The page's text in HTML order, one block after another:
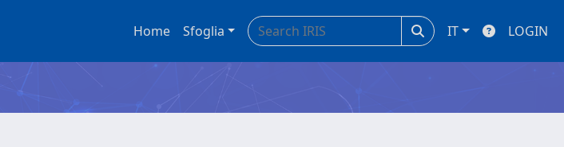
Home Sfoglia IT LOGIN